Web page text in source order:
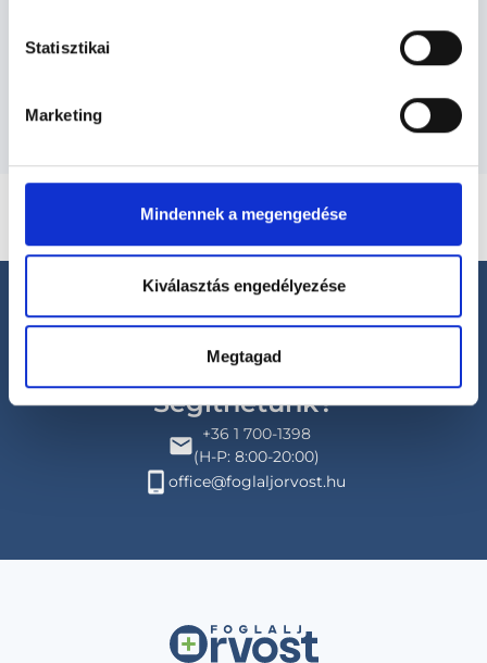
Statisztikai
Marketing
Mindennek a megengedése
Kiválasztás engedélyezése
Megtagad
Budapesti és vidéki ultrahangos szakorvos
Segíthetünk?
+36 1 700-1398
(H-P: 8:00-20:00)
office@foglaljorvost.hu